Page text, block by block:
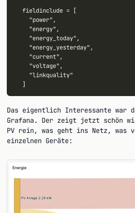
  fieldinclude = [
    "power",
    "energy",
    "energy_today",
    "energy_yesterday",
    "current",
    "voltage",
    "linkquality"
Das eigentlich Interessante war
Grafana. Der zeigt jetzt schön
PV rein, was geht ins Netz, was
einzelnen Geräte: